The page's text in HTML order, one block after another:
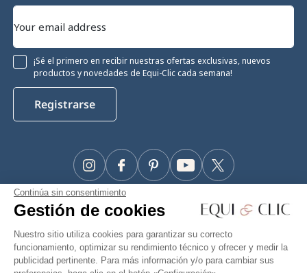
Continúa sin consentimiento
Gestión de cookies
Nuestro sitio utiliza cookies para garantizar su correcto
funcionamiento, optimizar su rendimiento técnico y ofrecer y medir la
publicidad pertinente. Para más información y/o para cambiar sus
¡Sé el primero en recibir nuestras ofertas exclusivas, nuevos
productos y novedades de Equi-Clic cada semana!
Registrarse
Facebook Twitter
YouTube
Pinterest
Instagram
#Makeyourhorseapriority
🫶